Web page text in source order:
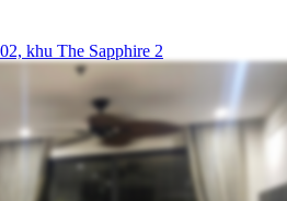
khu The Sapphire 2